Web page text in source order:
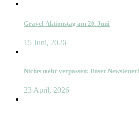
Gravel-Aktionstag am 20. Juni
15 Juni, 2026
Nichts mehr verpassen: Unser Newsletter!
23 April, 2026